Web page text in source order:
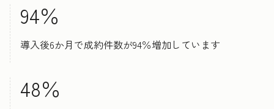
94％
導入後6か月で成約件数が94％増加しています
48％